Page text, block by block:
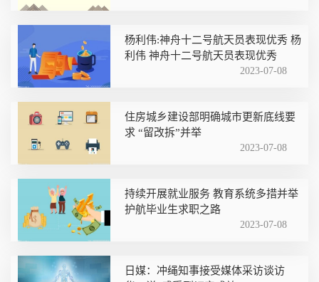
杨利伟:神舟十二号航天员表现优秀 杨
利伟 神舟十二号航天员表现优秀
2023-07-08
住房城乡建设部明确城市更新底线要
求 “留改拆”并举
2023-07-08
持续开展就业服务 教育系统多措并举
护航毕业生求职之路
2023-07-08
日媒：冲绳知事接受媒体采访谈访